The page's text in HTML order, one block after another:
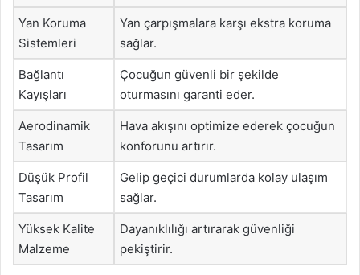
Yan Koruma
Sistemleri
Yan çarpışmalara karşı ekstra koruma
sağlar.
Bağlantı
Kayışları
Çocuğun güvenli bir şekilde
oturmasını garanti eder.
Aerodinamik
Tasarım
Hava akışını optimize ederek çocuğun
konforunu artırır.
Düşük Profil
Tasarım
Gelip geçici durumlarda kolay ulaşım
sağlar.
Yüksek Kalite
Malzeme
Dayanıklılığı artırarak güvenliği
pekiştirir.